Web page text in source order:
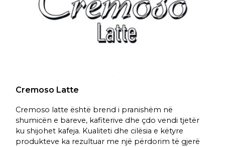
Cremoso Latte
Cremoso latte është brend i pranishëm në
shumicën e bareve, kafiterive dhe çdo vendi tjetër
ku shijohet kafeja. Kualiteti dhe cilësia e këtyre
produkteve ka rezultuar me një përdorim të gjerë